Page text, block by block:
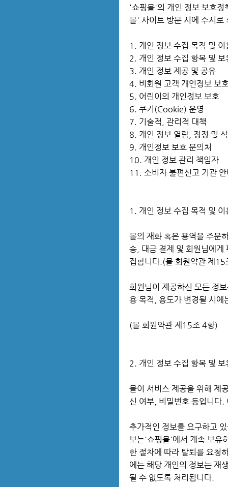
'쇼핑몰'의 개인 정보 보호정
몰' 사이트 방문 시에 수시로
1. 개인 정보 수집 목적 및 이
2. 개인 정보 수집 항목 및
3. 개인 정보 제공 및 공유
4. 비회원 고객 개인정보 보
5. 어린이의 개인정보 보호
6. 쿠키(Cookie) 운영
7. 기술적, 관리적 대책
8. 개인 정보 열람, 정정 및
9. 개인정보 보호 문의처
10. 개인 정보 관리 책임자
11. 소비자 불편신고 기관
1. 개인 정보 수집 목적 및
몰의 재화 혹은 용역을 주문
송, 대금 결제 및 회원님에게
집합니다.(몰 회원약관 제
회원님이 제공하신 모든 정
용 목적, 용도가 변경될 시
(몰 회원약관 제15조 4항)
2. 개인 정보 수집 항목 및
몰이 서비스 제공을 위해 제
신 여부, 비밀번호 등입니다
추가적인 정보를 요구하고
보는'쇼핑몰'에서 계속 보유
한 절차에 따라 탈퇴를 요청
에는 해당 개인의 정보는 재
될 수 없도록 처리됩니다.